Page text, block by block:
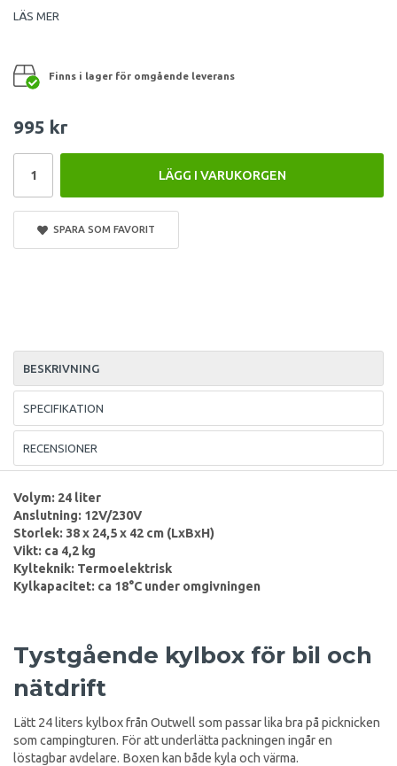
LÄS MER
Finns i lager för omgående leverans
995 kr
LÄGG I VARUKORGEN
SPARA SOM FAVORIT
BESKRIVNING
SPECIFIKATION
RECENSIONER
Volym: 24 liter
Anslutning: 12V/230V
Storlek: 38 x 24,5 x 42 cm (LxBxH)
Vikt: ca 4,2 kg
Kylteknik: Termoelektrisk
Kylkapacitet: ca 18°C under omgivningen
Tystgående kylbox för bil och
nätdrift
Lätt 24 liters kylbox från Outwell som passar lika bra på picknicken
som campingturen. För att underlätta packningen ingår en
löstagbar avdelare. Boxen kan både kyla och värma.